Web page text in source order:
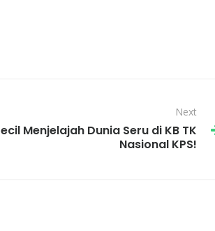
Next
Menjelajah Dunia Seru di KB TK
Nasional KPS!